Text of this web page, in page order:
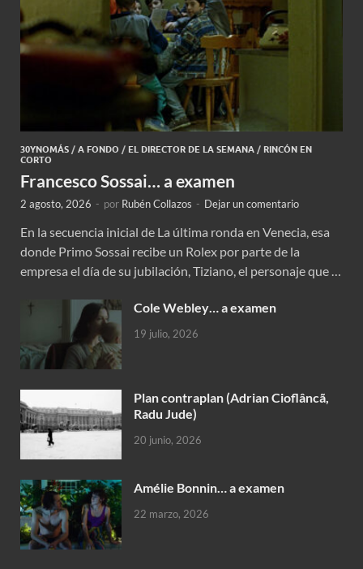
30YNOMÁS / A FONDO / EL DIRECTOR DE LA SEMANA / RINCÓN EN
CORTO
Francesco Sossai… a examen
2 agosto, 2026 - por Rubén Collazos - Dejar un comentario
En la secuencia inicial de La última ronda en Venecia, esa
donde Primo Sossai recibe un Rolex por parte de la
empresa el día de su jubilación, Tiziano, el personaje que …
Cole Webley… a examen
19 julio, 2026
Plan contraplan (Adrian Cioflâncã,
Radu Jude)
20 junio, 2026
Amélie Bonnin… a examen
22 marzo, 2026